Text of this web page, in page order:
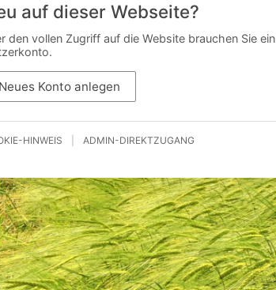
auf dieser Webseite?
den vollen Zugriff auf die Website brauchen Sie ein
Neues Konto anlegen
HINWEIS ADMIN-DIREKTZUGANG